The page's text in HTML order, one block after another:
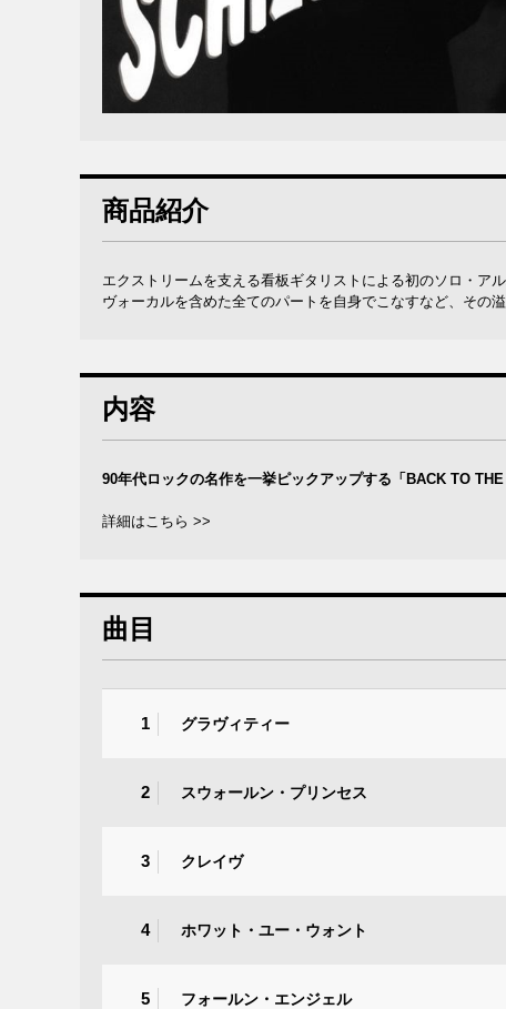
商品紹介
エクストリームを支える看板ギタリストによる初のソロ・ア
ヴォーカルを含めた全てのパートを自身でこなすなど、その
内容
90年代ロックの名作を一挙ピックアップする「BACK TO
詳細はこちら >>
曲目
1 グラヴィティー
2 スウォールン・プリンセス
3 クレイヴ
4 ホワット・ユー・ウォント
5 フォールン・エンジェル